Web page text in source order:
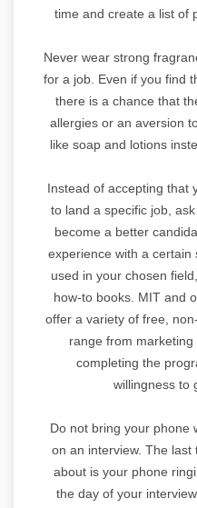
time and create a list of
Never wear strong
for a job. Even if you find
there is a chance that
allergies or an aversion
like soap and lotions
Instead of accepting that
to land a specific job,
become a better
experience with a
used in your chosen
how-to books. MIT and
offer a variety of free,
range from
completing the
willingness to
Do not bring your phone
on an interview. The
about is your phone
the day of your